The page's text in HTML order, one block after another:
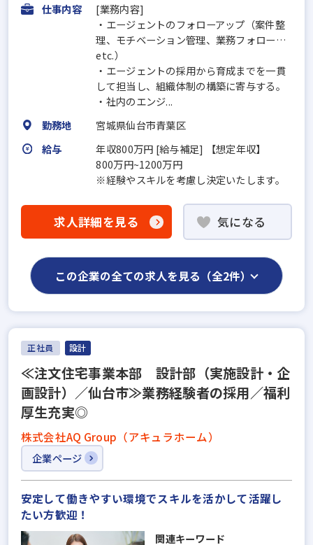
仕事内容
[業務内容]
・エージェントのフォローアップ（案件整
理、モチベーション管理、業務フォロー…
etc.）
・エージェントの採用から育成までを一貫
して担当し、組織体制の構築に寄与する。
・社内のエンジ...
勤務地
宮城県仙台市青葉区
給与
年収800万円 [給与補足] 【想定年収】
800万円~1200万円
※経験やスキルを考慮し決定いたします。
求人詳細を見る 気になる
この企業の全ての求人を見る（全2件）
正社員 設計
≪注文住宅事業本部 設計部（実施設計・企
画設計）／仙台市≫業務経験者の採用／福利
厚生充実◎
株式会社AQ Group（アキュラホーム）
企業ページ
安定して働きやすい環境でスキルを活かして活躍し
たい方歓迎！
関連キーワード